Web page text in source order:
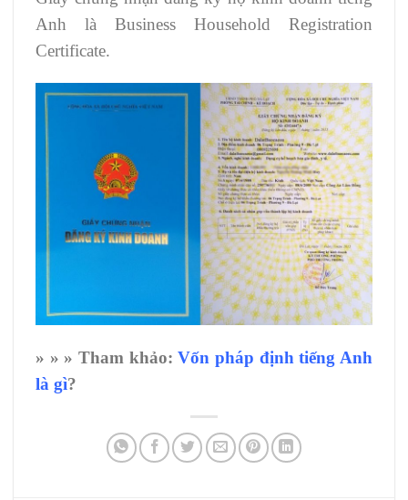
Anh là Business Household Registration
Certificate.
» » » Tham khảo:Vốn pháp định tiếng Anh
là gì?